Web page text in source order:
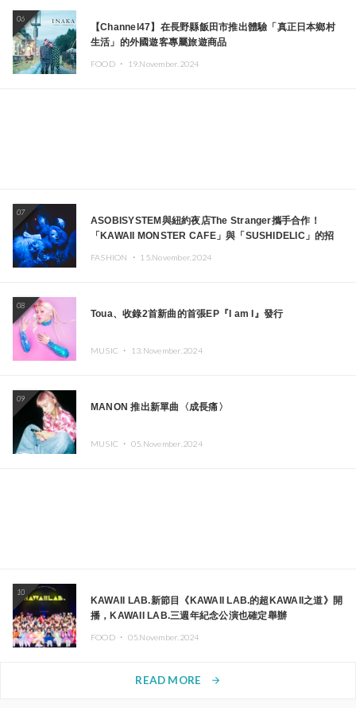
06
【Channel47】在長野縣飯田市推出體驗「真正日本鄉村
生活」的外國遊客專屬旅遊商品
FOOD ・ 19.November.2024
07
ASOBISYSTEM與紐約夜店The Stranger攜手合作！
「KAWAII MONSTER CAFE」與「SUSHIDELIC」的招
FASHION ・ 15.November.2024
08
Toua、收錄2首新曲的首張EP『I am I』發行
MUSIC ・ 13.November.2024
09
MANON 推出新單曲〈成長痛〉
MUSIC ・ 05.November.2024
10
KAWAII LAB.新節目《KAWAII LAB.的超KAWAII之道》開
播，KAWAII LAB.三週年紀念公演也確定舉辦
FOOD ・ 05.November.2024
READ MORE arrow_forward